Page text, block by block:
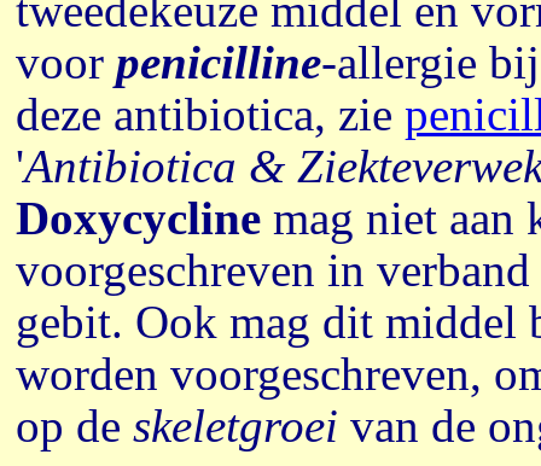
voor penicilline-allergie
deze antibiotica, zie
'Antibiotica &
Doxycycline mag niet aan
voorgeschreven in
gebit. Ook mag dit middel
worden voorgeschreven,
op de skeletgroei van de